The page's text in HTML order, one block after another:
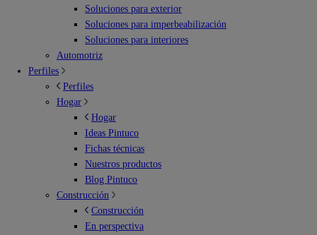
Soluciones para exterior
Soluciones para imperbeabilización
Soluciones para interiores
Automotriz
Perfiles
Perfiles
Hogar
Hogar
Ideas Pintuco
Fichas técnicas
Nuestros productos
Blog Pintuco
Construcción
Construcción
En perspectiva